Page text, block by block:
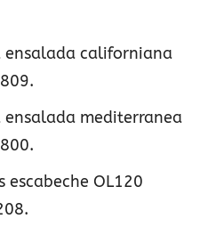
ensalada californiana
ensalada mediterranea
OL120